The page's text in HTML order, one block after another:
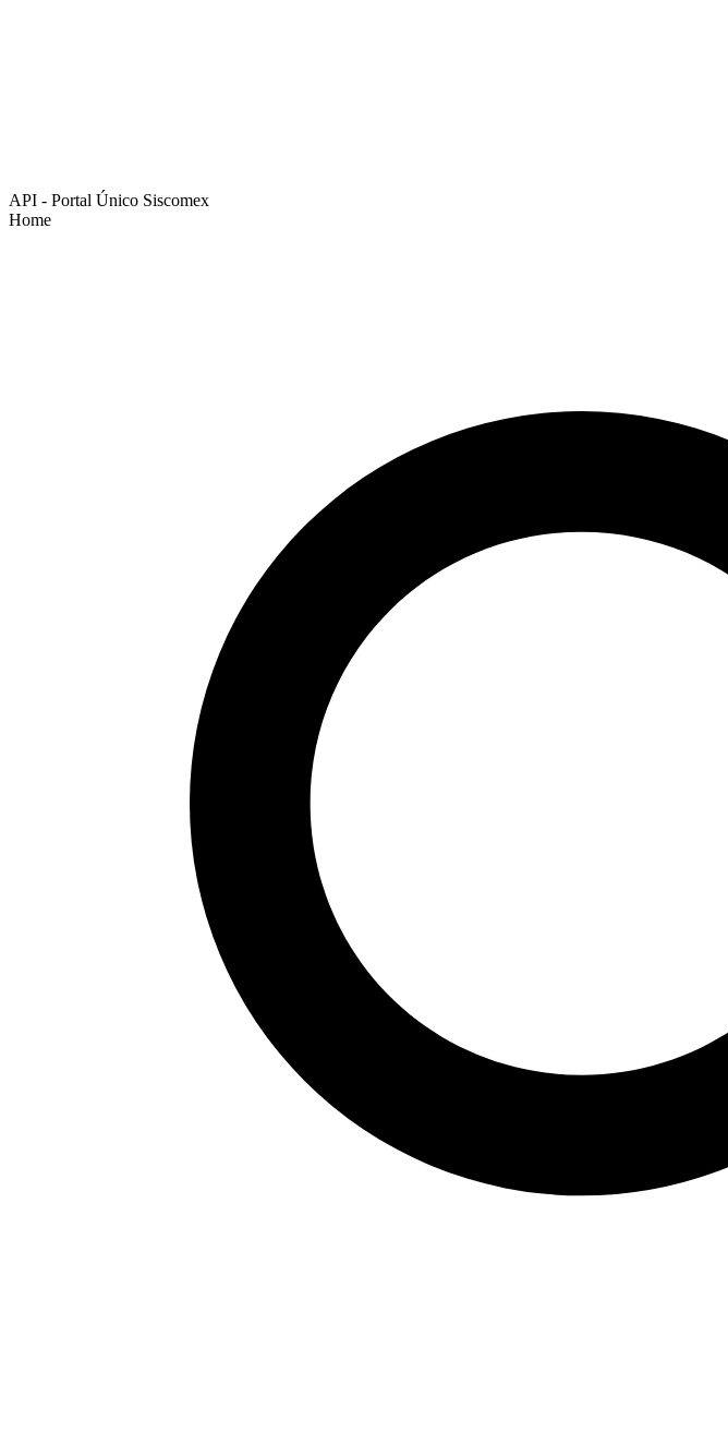
API - Portal Único Siscomex
Home